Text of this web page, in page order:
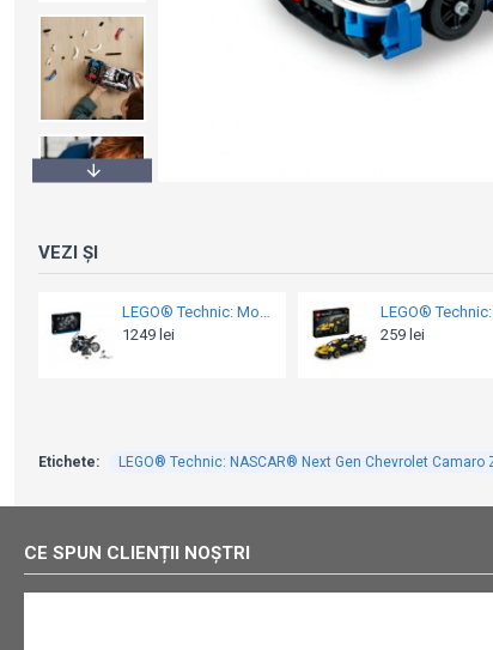
VEZI ȘI
LEGO® Technic: Bugatti Bolide - 42151
259 lei
LEGO® Technic: Ducati Panigale V4 S - 42202
1029 lei
Etichete: LEGO® Technic: NASCAR® Next Gen Chevrolet Camaro
CE SPUN CLIENȚII NOȘTRI